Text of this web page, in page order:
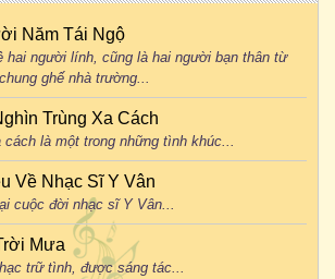
Năm Tái Ngộ
hai người lính, cũng là hai người bạn thân từ
ghế nhà trường...
Trùng Xa Cách
cách là một trong những tình khúc...
Về Nhạc Sĩ Y Vân
cuộc đời nhạc sĩ Y Vân...
Mưa
trữ tình, được sáng tác...